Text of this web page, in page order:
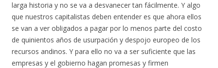
larga historia y no se va a desvanecer tan fácilmente. Y algo
que nuestros capitalistas deben entender es que ahora ellos
se van a ver obligados a pagar por lo menos parte del costo
de quinientos años de usurpación y despojo europeo de los
recursos andinos. Y para ello no va a ser suficiente que las
empresas y el gobierno hagan promesas y firmen